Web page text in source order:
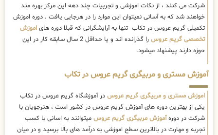
شرکت می کنند ، از نکات اموزشی و تجربیات چند دهه این مرکز بهره مند
خواهند شد که به آسانی نمیتوان این موارد را در هرجایی یافت . دوره اموزش
تکمیلی گریم عروس در تکاب تنها به آرایشگرانی که قبلا دوره های اموزش
تخصصی گریم عروس
را گذرانده اند و یا حداقل 2 سال سابقه کار در این
حوزه دارند پیشنهاد میشود.
آموزش مستری و مربیگری گریم عروس در تکاب
اموزش مستری و مربیگری گریم عروس در آموزشگاه گریم عروس در تکاب
یکی از بهترین دوره های آموزش گریم عروس در کشور است ، هنرجویان با
شرکت در دورهآموزش مربیگری گریم عروس میتوانند به اسانی با کسب
تجربه و مهارت در بالاترین سطح اموزشی به درآمد های بالا برسید و در میان